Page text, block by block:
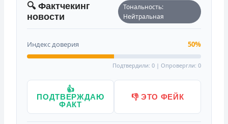
🔍 Фактчекинг
новости
Тональность:
Нейтральная
Индекс доверия 50%
Подтвердили: 0 | Опровергли: 0
👍
ПОДТВЕРЖДАЮ
ФАКТ
👎 ЭТО ФЕЙК